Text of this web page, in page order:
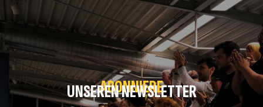
ABONNIERE
UNSEREN NEWSLETTER